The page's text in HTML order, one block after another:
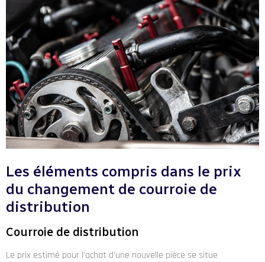
Les éléments compris dans le prix
du changement de courroie de
distribution
Courroie de distribution
Le prix estimé pour l’achat d’une nouvelle pièce se situe